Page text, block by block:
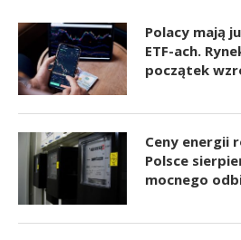
Polacy mają
ETF-ach.
początek
Ceny energii
Polsce
mocnego